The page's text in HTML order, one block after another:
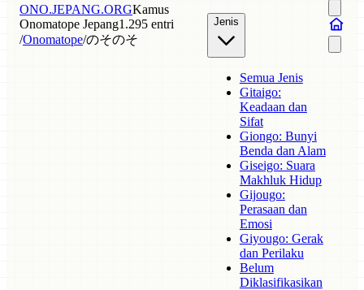
ONO.JEPANG.ORGKamus
Onomatope Jepang1.295 entri
/Onomatope/のそのそ
Jenis
Semua Jenis
Gitaigo:
Keadaan dan
Sifat
Giongo: Bunyi
Benda dan Alam
Giseigo: Suara
Makhluk Hidup
Gijougo:
Perasaan dan
Emosi
Giyougo: Gerak
dan Perilaku
Belum
Diklasifikasikan